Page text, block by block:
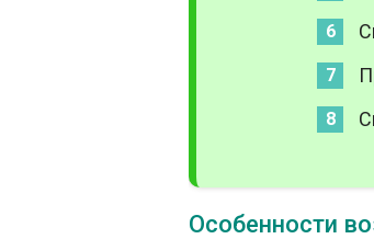
Особенности